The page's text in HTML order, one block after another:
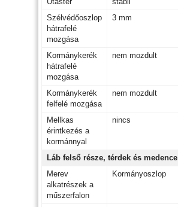
Szélvédőoszlop
hátrafelé
mozgása
3 mm
Kormánykerék
hátrafelé
mozgása
nem mozdult
Kormánykerék
felfelé mozgása
nem mozdult
Mellkas
érintkezés a
kormánnyal
nincs
Láb felső része, térdek és medence
Merev
alkatrészek a
műszerfalon
Kormányoszlop